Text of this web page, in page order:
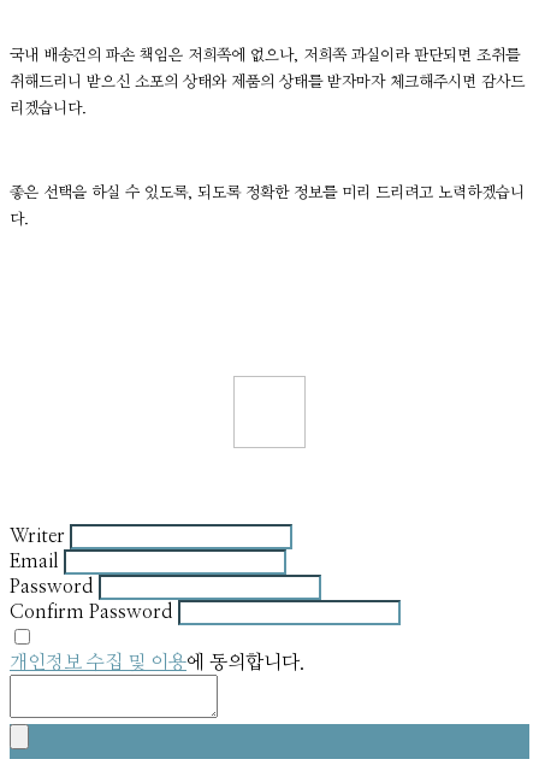
국내 배송건의 파손 책임은 저희쪽에 없으나, 저희쪽 과실이라 판단되면 조취를
취해드리니 받으신 소포의 상태와 제품의 상태를 받자마자 체크해주시면 감사드
리겠습니다.
좋은 선택을 하실 수 있도록, 되도록 정확한 정보를 미리 드리려고 노력하겠습니
다.
Writer
Email
Password
Confirm Password
개인정보 수집 및 이용에 동의합니다.